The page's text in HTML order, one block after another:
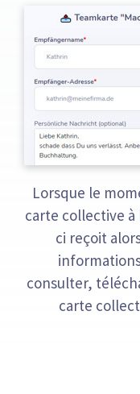
Lorsque le
carte collective à
ci reçoit
consulter,
carte